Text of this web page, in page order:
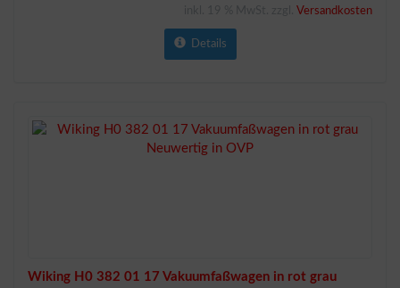
Versandkosten
Details
Wiking H0 382 01 17 Vakuumfaßwagen in rot grau